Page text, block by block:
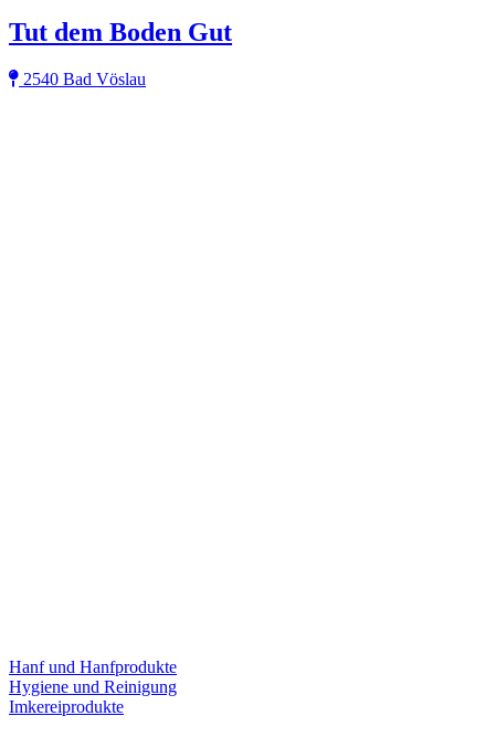
Tut dem Boden Gut
2540 Bad Vöslau
Hanf und Hanfprodukte
Hygiene und Reinigung
Imkereiprodukte